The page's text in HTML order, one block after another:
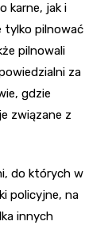
karne, jak i
tylko pilnować
pilnowali
za
gdzie
związane z
do których w
policyjne, na
innych